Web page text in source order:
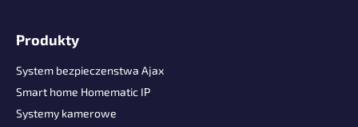
Produkty
System bezpieczenstwa Ajax
Smart home Homematic IP
Systemy kamerowe